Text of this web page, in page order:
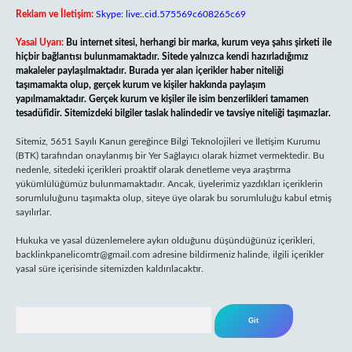
Reklam ve İletişim: Skype: live:.cid.575569c608265c69
Yasal Uyarı: Bu internet sitesi, herhangi bir marka, kurum veya şahıs şirketi ile
hiçbir bağlantısı bulunmamaktadır. Sitede yalnızca kendi hazırladığımız
makaleler paylaşılmaktadır. Burada yer alan içerikler haber niteliği
taşımamakta olup, gerçek kurum ve kişiler hakkında paylaşım
yapılmamaktadır. Gerçek kurum ve kişiler ile isim benzerlikleri tamamen
tesadüfidir. Sitemizdeki bilgiler taslak halindedir ve tavsiye niteliği taşımazlar.
Sitemiz, 5651 Sayılı Kanun gereğince Bilgi Teknolojileri ve İletişim Kurumu
(BTK) tarafından onaylanmış bir Yer Sağlayıcı olarak hizmet vermektedir. Bu
nedenle, sitedeki içerikleri proaktif olarak denetleme veya araştırma
yükümlülüğümüz bulunmamaktadır. Ancak, üyelerimiz yazdıkları içeriklerin
sorumluluğunu taşımakta olup, siteye üye olarak bu sorumluluğu kabul etmiş
sayılırlar.
Hukuka ve yasal düzenlemelere aykırı olduğunu düşündüğünüz içerikleri,
backlinkpanelicomtr@gmail.com adresine bildirmeniz halinde, ilgili içerikler
yasal süre içerisinde sitemizden kaldırılacaktır.